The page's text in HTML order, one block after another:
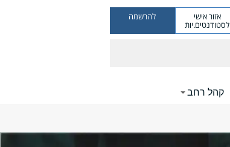
אזור אישי
לסטודנטים.יות
להרשמה
קהל רחב